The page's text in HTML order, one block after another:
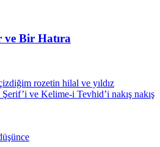
Bir Hatıra
rozetin hilal ve yıldız
ve Kelime-i Tevhid’i nakış nakış